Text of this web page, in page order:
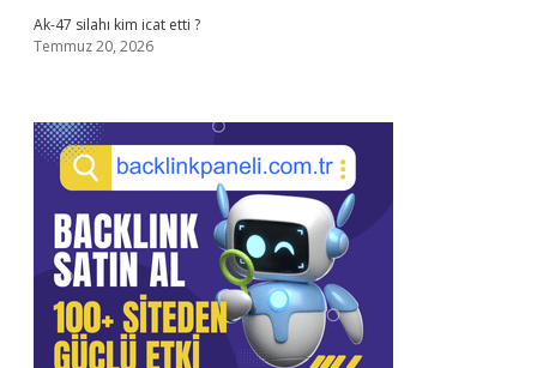
Ak-47 silahı kim icat etti ?
Temmuz 20, 2026